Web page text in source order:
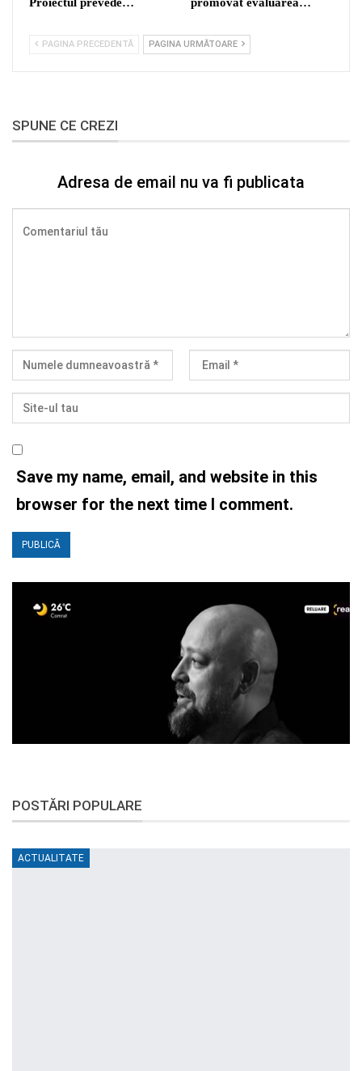
PAGINA PRECEDENTĂ PAGINA URMĂTOARE
SPUNE CE CREZI
Adresa de email nu va fi publicata
Save my name, email, and website in this
browser for the next time I comment.
POSTĂRI POPULARE
ACTUALITATE